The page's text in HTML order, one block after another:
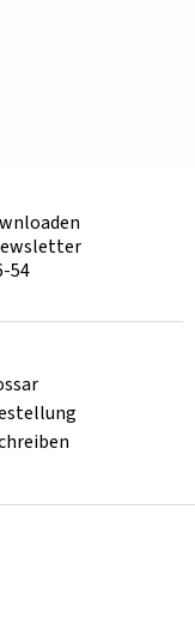
54